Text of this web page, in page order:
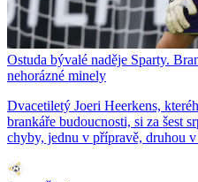
Ostuda bývalé naděje Sparty.
nehorázné minely
Dvacetiletý Joeri Heerkens,
brankáře budoucnosti, si za šest
chyby, jednu v přípravě, druhou v